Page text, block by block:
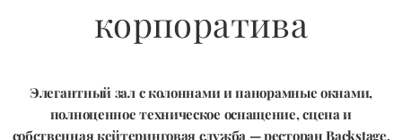
корпоратива
Элегантный зал с колоннами и панорамные окнами,
полноценное техническое оснащение, сцена и
собственная кейтеринговая служба — ресторан Backstage,